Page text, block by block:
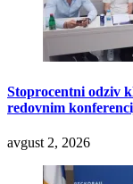
Stoprocentni odziv
redovnim
avgust 2, 2026